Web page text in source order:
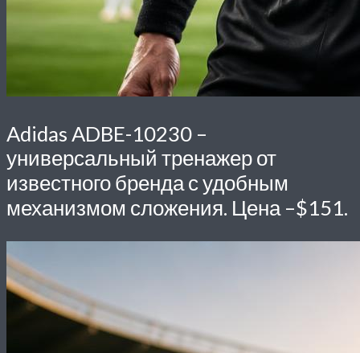
Adidas ADBE-10230 –
универсальный тренажер от
известного бренда с удобным
механизмом сложения. Цена –$151.